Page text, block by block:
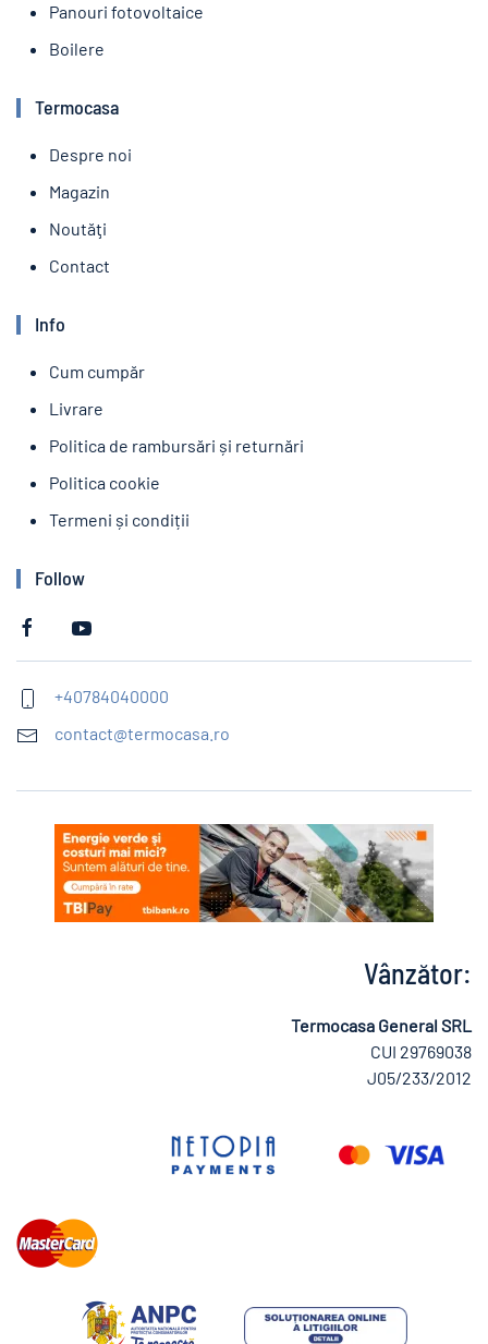
Panouri fotovoltaice
Boilere
Termocasa
Despre noi
Magazin
Noutăţi
Contact
Info
Cum cumpăr
Livrare
Politica de rambursări și returnări
Politica cookie
Termeni și condiții
Follow
+40784040000
contact@termocasa.ro
Vânzător:
Termocasa General SRL
CUI 29769038
J05/233/2012